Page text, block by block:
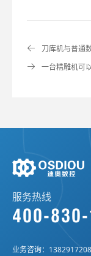
刀库机与普通
一台精雕机可
服务热线
400-
业务咨询：